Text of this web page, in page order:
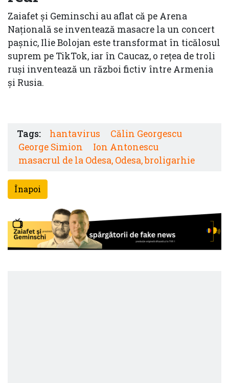
Zaiafet și Geminschi au aflat că pe Arena
Națională se inventează masacre la un concert
pașnic, Ilie Bolojan este transformat în ticălosul
suprem pe TikTok, iar în Caucaz, o rețea de troli
ruși inventează un război fictiv între Armenia
și Rusia.
Tags: hantavirus
Călin Georgescu
George Simion
Ion Antonescu
masacrul de la Odesa, Odesa, broligarhie
Înapoi